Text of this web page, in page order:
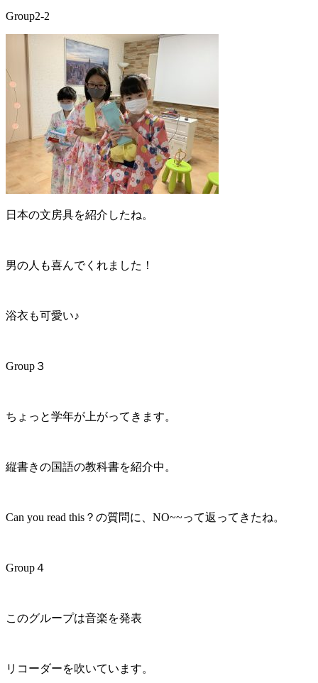
Group2-2
日本の文房具を紹介したね。
男の人も喜んでくれました！
浴衣も可愛い♪
Group３
ちょっと学年が上がってきます。
縦書きの国語の教科書を紹介中。
Can you read this？の質問に、NO~~って返ってきたね。
Group４
このグループは音楽を発表
リコーダーを吹いています。